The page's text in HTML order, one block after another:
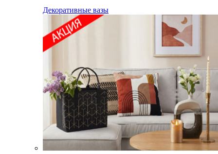
Декоративные вазы